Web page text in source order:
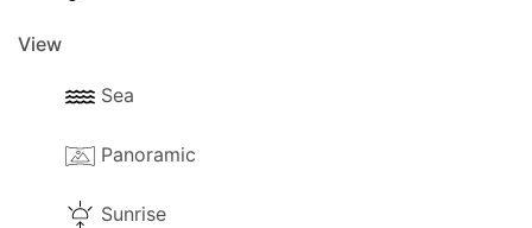
View
Sea
Panoramic
Sunrise